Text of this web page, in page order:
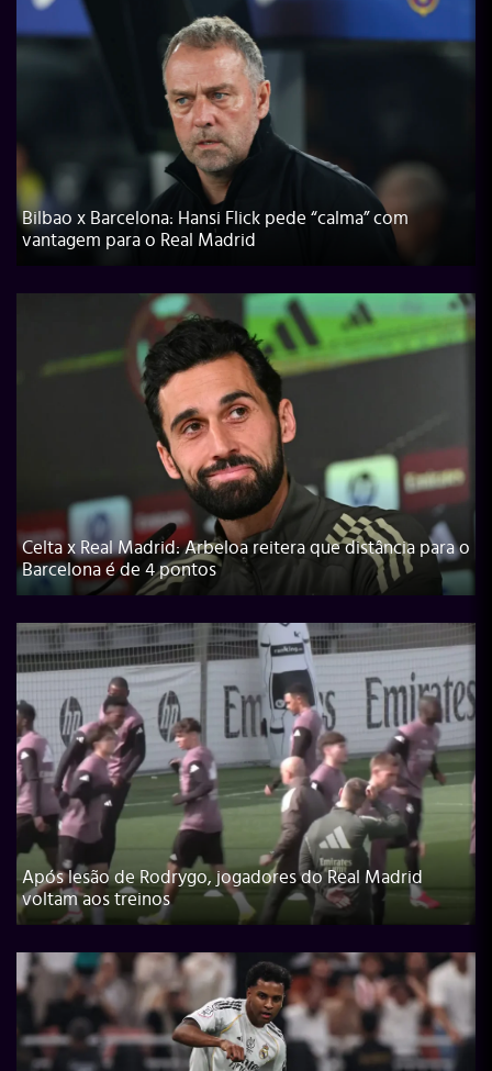
Bilbao x Barcelona: Hansi Flick pede “calma” com
vantagem para o Real Madrid
Celta x Real Madrid: Arbeloa reitera que distância para o
Barcelona é de 4 pontos
Após lesão de Rodrygo, jogadores do Real Madrid
voltam aos treinos